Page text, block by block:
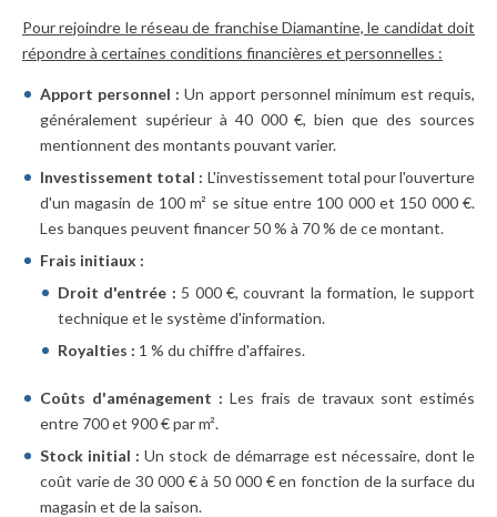
Pour rejoindre le réseau de franchise Diamantine, le candidat doit
répondre à certaines conditions financières et personnelles :
Apport personnel : Un apport personnel minimum est requis,
généralement supérieur à 40 000 €, bien que des sources
mentionnent des montants pouvant varier.
Investissement total : L'investissement total pour l'ouverture
d'un magasin de 100 m² se situe entre 100 000 et 150 000 €.
Les banques peuvent financer 50 % à 70 % de ce montant.
Frais initiaux :
Droit d'entrée : 5 000 €, couvrant la formation, le support
technique et le système d'information.
Royalties : 1 % du chiffre d'affaires.
Coûts d'aménagement : Les frais de travaux sont estimés
entre 700 et 900 € par m².
Stock initial : Un stock de démarrage est nécessaire, dont le
coût varie de 30 000 € à 50 000 € en fonction de la surface du
magasin et de la saison.